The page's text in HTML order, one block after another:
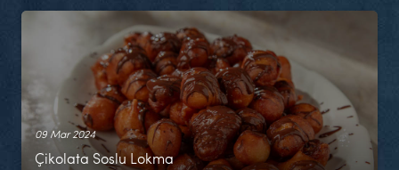
09 Mar 2024
Çikolata Soslu Lokma